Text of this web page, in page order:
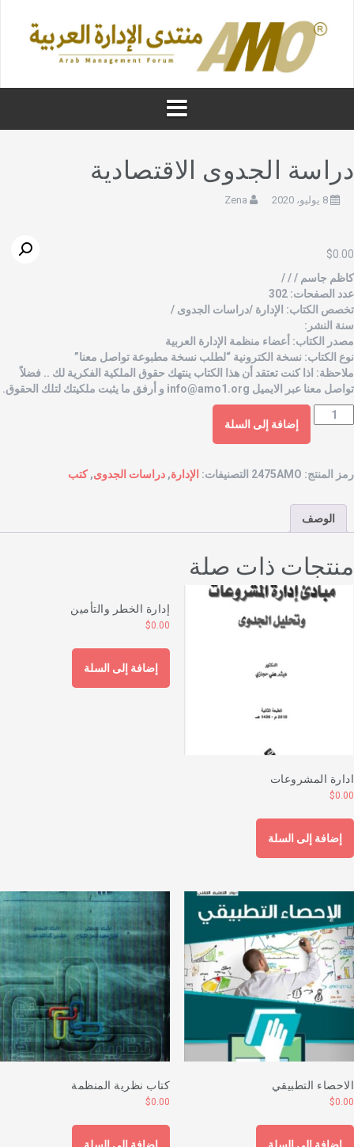
الجدوى الاقتصادية
8 يوليو، 2020 Zena
$
جاسم / / /
الصفحات: 302
الكتاب: الإدارة /دراسات الجدوى /
النشر:
الكتاب: أعضاء منظمة الإدارة العربية
الكتاب: نسخة الكترونية “لطلب نسخة مطبوعة تواصل معنا”
اذا كنت تعتقد أن هذا الكتاب ينتهك حقوق الملكية الفكرية لك .. فضلاً
معنا عبر الايميل info@amo1.orgو أرفق ما يثبت ملكيتك لتلك الحقوق.
إضافة إلى السلة
المنتج: 2475AMO التصنيفات: الإدارة, دراسات الجدوى,كتب
الوصف
ذات صلة
المشروعات
$
إضافة إلى السلة
إدارة الخطر والتأمين
$0.00
إضافة إلى السلة
التطبيقي
$
إضافة إلى السلة
كتاب نظرية المنظمة
$0.00
إضافة إلى السلة